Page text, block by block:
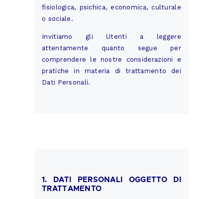
fisiologica, psichica, economica, culturale
o sociale.
Invitiamo gli Utenti a leggere
attentamente quanto segue per
comprendere le nostre considerazioni e
pratiche in materia di trattamento dei
Dati Personali.
1. DATI PERSONALI OGGETTO DI
TRATTAMENTO